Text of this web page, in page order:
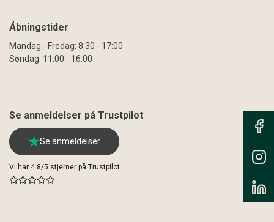
Åbningstider
Mandag - Fredag: 8:30 - 17:00
Søndag: 11:00 - 16:00
Se anmeldelser på Trustpilot
Se anmeldelser
Vi har 4.8/5 stjerner på Trustpilot